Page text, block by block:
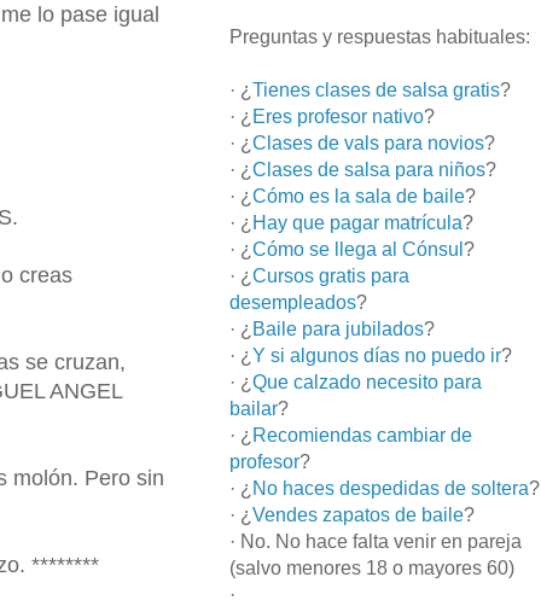
lo pase igual
creas
se cruzan,
ANGEL
molón. Pero sin
********
Preguntas y respuestas habituales:
· ¿ Tienes clases de salsa gratis?
· ¿ Eres profesor nativo?
· ¿ Clases de vals para novios?
· ¿ Clases de salsa para niños?
· ¿ Cómo es la sala de baile?
· ¿ Hay que pagar matrícula?
· ¿ Cómo se llega al Cónsul ?
· ¿ Cursos gratis para
desempleados?
· ¿ Baile para jubilados?
· ¿ Y si algunos días no puedo ir?
· ¿ Que calzado necesito para
bailar?
· ¿ Recomiendas cambiar de
profesor?
· ¿ No haces despedidas de soltera?
· ¿ Vendes zapatos de baile?
· No. No hace falta venir en pareja
(salvo menores 18 o mayores 60)
·